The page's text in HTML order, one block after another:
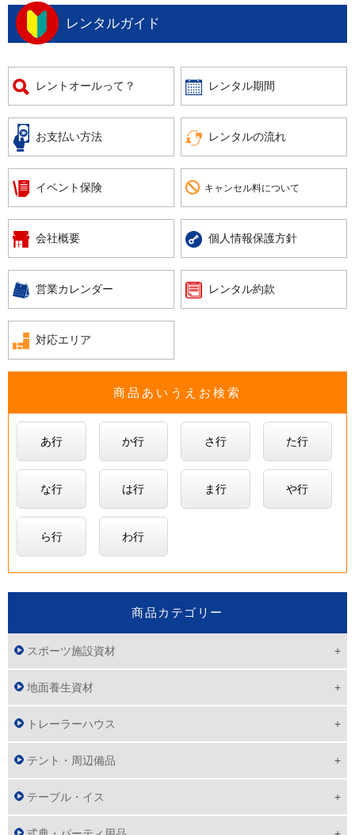
商品あいうえお検索
あ行 か行 さ行 た行
な行 は行 ま行 や行
ら行 わ行
商品カテゴリー
スポーツ施設資材
地面養生資材
トレーラーハウス
テント・周辺備品
テーブル・イス
レンタルガイド
レントオールって？ レンタル期間
お支払い方法 レンタルの流れ
イベント保険 キャンセル料について
会社概要 個人情報保護方針
営業カレンダー レンタル約款
対応エリア